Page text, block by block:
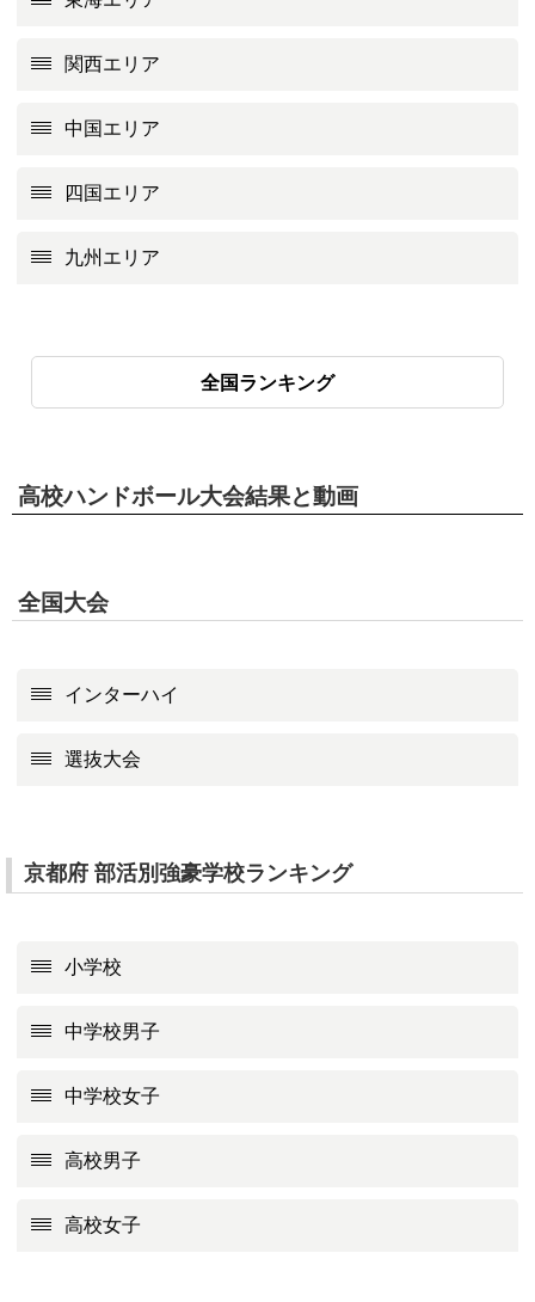
関西エリア
中国エリア
四国エリア
九州エリア
全国ランキング
高校ハンドボール大会結果と動画
全国大会
インターハイ
選抜大会
京都府 部活別強豪学校ランキング
小学校
中学校男子
中学校女子
高校男子
高校女子